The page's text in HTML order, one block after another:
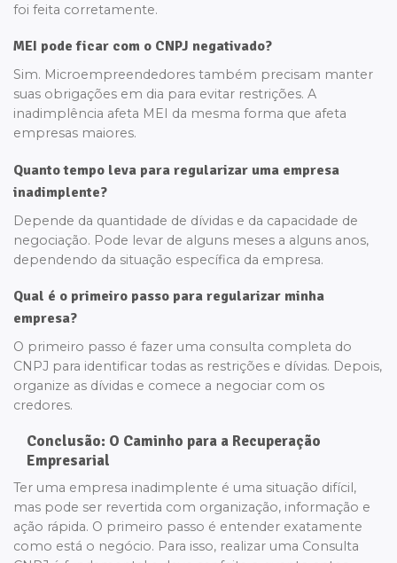
foi feita corretamente.
MEI pode ficar com o CNPJ negativado?
Sim. Microempreendedores também precisam manter
suas obrigações em dia para evitar restrições. A
inadimplência afeta MEI da mesma forma que afeta
empresas maiores.
Quanto tempo leva para regularizar uma empresa
inadimplente?
Depende da quantidade de dívidas e da capacidade de
negociação. Pode levar de alguns meses a alguns anos,
dependendo da situação específica da empresa.
Qual é o primeiro passo para regularizar minha
empresa?
O primeiro passo é fazer uma consulta completa do
CNPJ para identificar todas as restrições e dívidas. Depois,
organize as dívidas e comece a negociar com os
credores.
Conclusão: O Caminho para a Recuperação
Empresarial
Ter uma empresa inadimplente é uma situação difícil,
mas pode ser revertida com organização, informação e
ação rápida. O primeiro passo é entender exatamente
como está o negócio. Para isso, realizar uma Consulta